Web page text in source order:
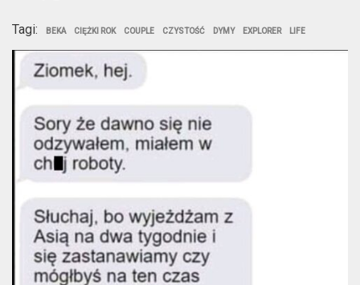
Tagi: BEKA CIĘŻKI ROK COUPLE CZYSTOŚĆ DYMY EXPLORER LIFE